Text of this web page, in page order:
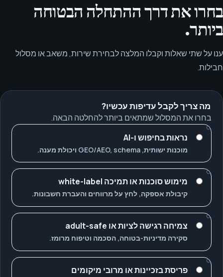
בחרו את דרך ההתחלה הבטוחה
ביותר.
ענו על שתי שאלות וקבלו המלצה לבחירת שירות, משאב או מסלול
חבילות.
מה צריך לקבל עדיפות עכשיו?
בחרו את המסלול שמתאים ביותר להחלטה הבאה.
נראות בחיפוש ו-AI
מוכנות ישותית, GEO/AEO, schema ויכולת מענה.
מימוש סוכנות או תמיכה white-label
קיבולת אספקה, לחץ על מרווחים והעברת חשבונות.
צמיחה רגישה לציות או adult-safe
סקירה מדיניות-בטוחה, הסכמה וטיפוח מרומז.
פריסת בזכיינות או מרובי מיקומים